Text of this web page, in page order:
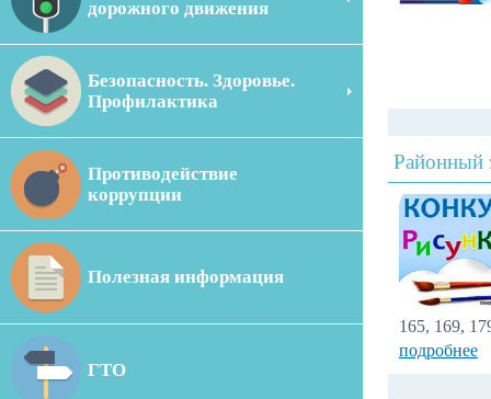
дорожного движения
Безопасность. Здоровье.
Профилактика
Противодействие
коррупции
Полезная информация
ГТО
Районный
165, 169,
подробнее